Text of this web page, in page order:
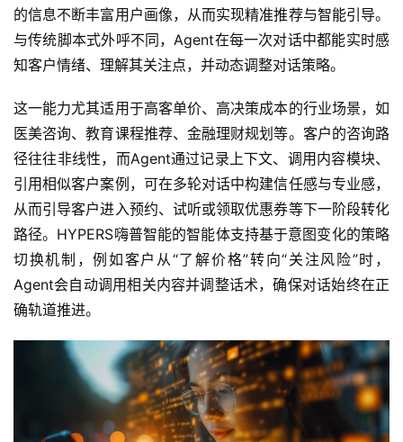
的信息不断丰富用户画像，从而实现精准推荐与智能引导。
与传统脚本式外呼不同，Agent在每一次对话中都能实时感
知客户情绪、理解其关注点，并动态调整对话策略。
这一能力尤其适用于高客单价、高决策成本的行业场景，如
医美咨询、教育课程推荐、金融理财规划等。客户的咨询路
径往往非线性，而Agent通过记录上下文、调用内容模块、
引用相似客户案例，可在多轮对话中构建信任感与专业感，
从而引导客户进入预约、试听或领取优惠券等下一阶段转化
路径。HYPERS嗨普智能的智能体支持基于意图变化的策略
切换机制，例如客户从“了解价格”转向“关注风险”时，
Agent会自动调用相关内容并调整话术，确保对话始终在正
确轨道推进。